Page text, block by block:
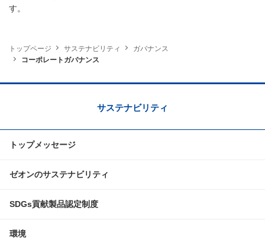
トップページ サステナビリティ
ガバナンス
コーポレートガバナンス
す。
サステナビリティ
トップメッセージ
ゼオンのサステナビリティ
SDGs貢献製品認定制度
環境